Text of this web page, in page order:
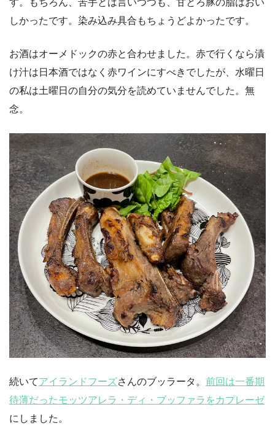
す。もちろん、苦手とは言いつつも、甘とろ豚の脂はおい
しかったです。染み込み具合もちょうどよかったです。
お酒はオーメドックの赤と合わせました。赤で行くなら漬
け汁は日本酒ではなく赤ワインにすべきでしたが、水曜日
の私は土曜日の自分の気分を読めていませんでした。無
念。
続いてアイランドフーズさんのブッラータ。 前回は一番期
待薄だったモッツアレラ・ディ・ブッファラをカプレーゼ
にしました。